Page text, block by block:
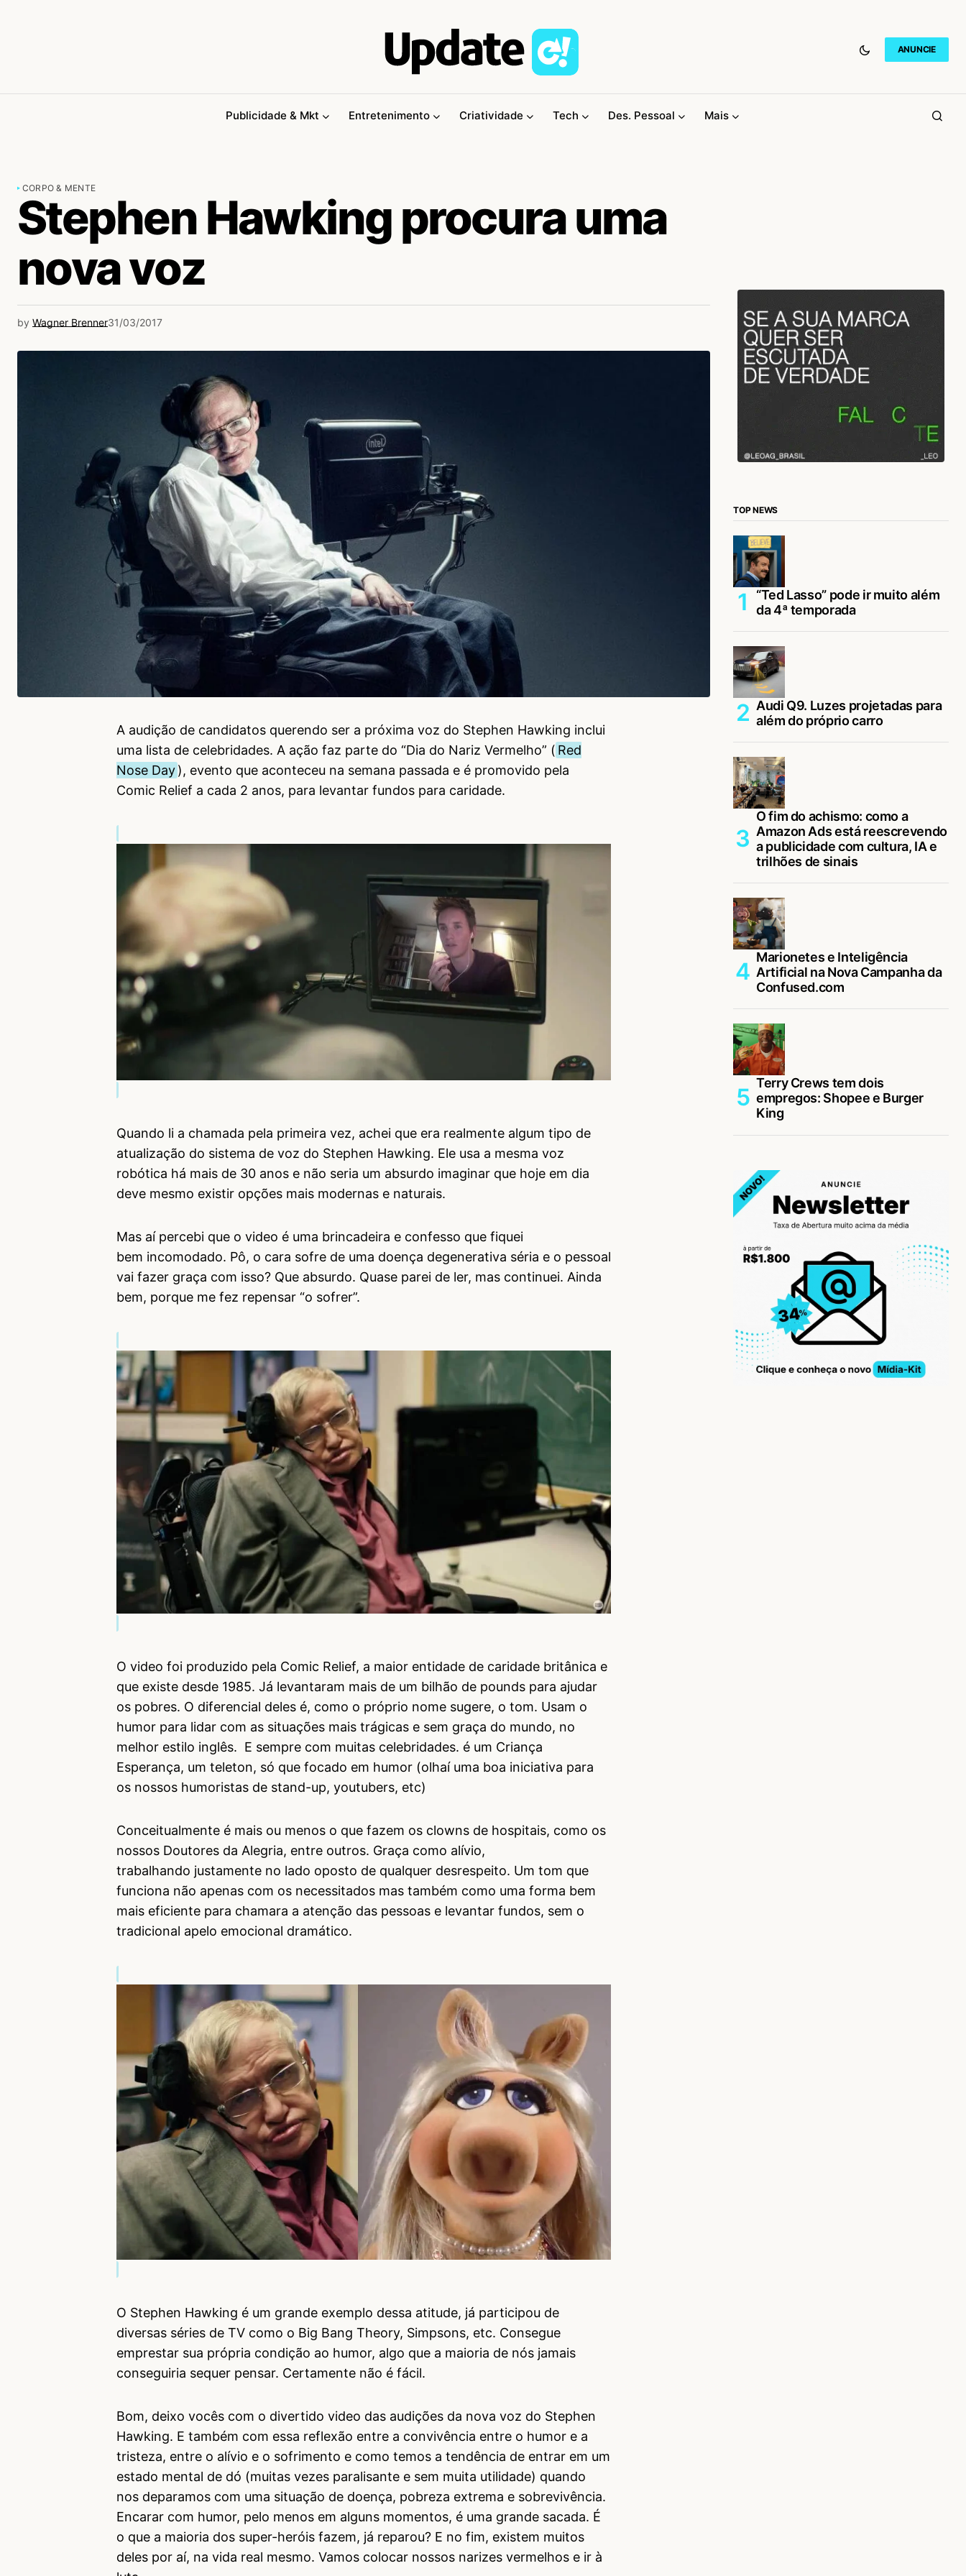
ANUNCIE
Publicidade & Mkt Entretenimento Criatividade Tech Des. Pessoal Mais
CORPO & MENTE
Stephen Hawking procura uma
nova voz
by Wagner Brenner31/03/2017
A audição de candidatos querendo ser a próxima voz do Stephen Hawking inclui
uma lista de celebridades. A ação faz parte do “Dia do Nariz Vermelho” ( Red
Nose Day), evento que aconteceu na semana passada e é promovido pela
Comic Relief a cada 2 anos, para levantar fundos para caridade.
Quando li a chamada pela primeira vez, achei que era realmente algum tipo de
atualização do sistema de voz do Stephen Hawking. Ele usa a mesma voz
robótica há mais de 30 anos e não seria um absurdo imaginar que hoje em dia
deve mesmo existir opções mais modernas e naturais.
Mas aí percebi que o video é uma brincadeira e confesso que fiquei
bem incomodado. Pô, o cara sofre de uma doença degenerativa séria e o pessoal
vai fazer graça com isso? Que absurdo. Quase parei de ler, mas continuei. Ainda
bem, porque me fez repensar “o sofrer”.
O video foi produzido pela Comic Relief, a maior entidade de caridade britânica e
que existe desde 1985. Já levantaram mais de um bilhão de pounds para ajudar
os pobres. O diferencial deles é, como o próprio nome sugere, o tom. Usam o
humor para lidar com as situações mais trágicas e sem graça do mundo, no
melhor estilo inglês. E sempre com muitas celebridades. é um Criança
Esperança, um teleton, só que focado em humor (olhaí uma boa iniciativa para
os nossos humoristas de stand-up, youtubers, etc)
Conceitualmente é mais ou menos o que fazem os clowns de hospitais, como os
nossos Doutores da Alegria, entre outros. Graça como alívio,
trabalhando justamente no lado oposto de qualquer desrespeito. Um tom que
funciona não apenas com os necessitados mas também como uma forma bem
mais eficiente para chamara a atenção das pessoas e levantar fundos, sem o
tradicional apelo emocional dramático.
O Stephen Hawking é um grande exemplo dessa atitude, já participou de
diversas séries de TV como o Big Bang Theory, Simpsons, etc. Consegue
emprestar sua própria condição ao humor, algo que a maioria de nós jamais
conseguiria sequer pensar. Certamente não é fácil.
Bom, deixo vocês com o divertido video das audições da nova voz do Stephen
Hawking. E também com essa reflexão entre a convivência entre o humor e a
tristeza, entre o alívio e o sofrimento e como temos a tendência de entrar em um
estado mental de dó (muitas vezes paralisante e sem muita utilidade) quando
nos deparamos com uma situação de doença, pobreza extrema e sobrevivência.
Encarar com humor, pelo menos em alguns momentos, é uma grande sacada. É
o que a maioria dos super-heróis fazem, já reparou? E no fim, existem muitos
deles por aí, na vida real mesmo. Vamos colocar nossos narizes vermelhos e ir à
TOP NEWS
“Ted Lasso” pode ir muito além
da 4ª temporada
Audi Q9. Luzes projetadas para
além do próprio carro
O fim do achismo: como a
Amazon Ads está reescrevendo
a publicidade com cultura, IA e
trilhões de sinais
Marionetes e Inteligência
Artificial na Nova Campanha da
Confused.com
Terry Crews tem dois
empregos: Shopee e Burger
King